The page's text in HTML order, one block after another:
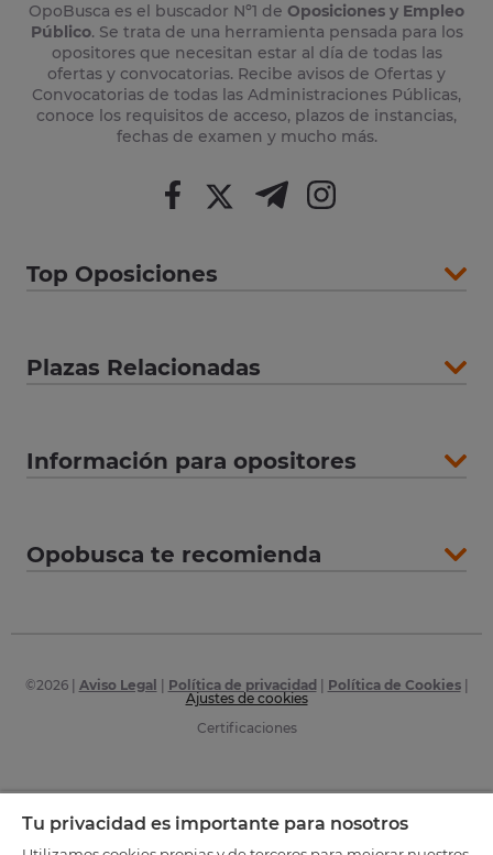
OpoBusca es el buscador Nº1 de Oposiciones y Empleo
Público. Se trata de una herramienta pensada para los
opositores que necesitan estar al día de todas las
ofertas y convocatorias. Recibe avisos de Ofertas y
Convocatorias de todas las Administraciones Públicas,
conoce los requisitos de acceso, plazos de instancias,
fechas de examen y mucho más.
Top Oposiciones
Plazas Relacionadas
Información para opositores
Opobusca te recomienda
©2026| Aviso Legal Política de privacidad Política de Cookies|
Ajustes de cookies
Certificaciones
Tu privacidad es importante para nosotros